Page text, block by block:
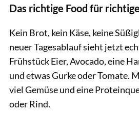
Das richtige Food für
Kein Brot, kein Käse, keine
neuer Tagesablauf sieht jetzt
Frühstück Eier, Avocado, eine
und etwas Gurke oder Tomate.
viel Gemüse und eine
oder Rind.